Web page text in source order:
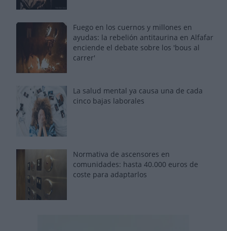
Fuego en los cuernos y millones en
ayudas: la rebelión antitaurina en Alfafar
enciende el debate sobre los 'bous al
carrer'
La salud mental ya causa una de cada
cinco bajas laborales
Normativa de ascensores en
comunidades: hasta 40.000 euros de
coste para adaptarlos